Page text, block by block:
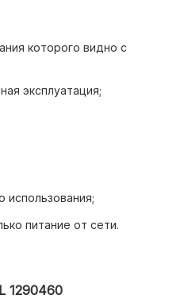
которого видно с
эксплуатация;
использования;
питание от сети.
1290460